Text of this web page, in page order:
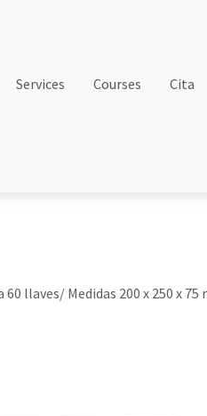
Services Courses Cita
60 llaves/ Medidas 200 x 250 x